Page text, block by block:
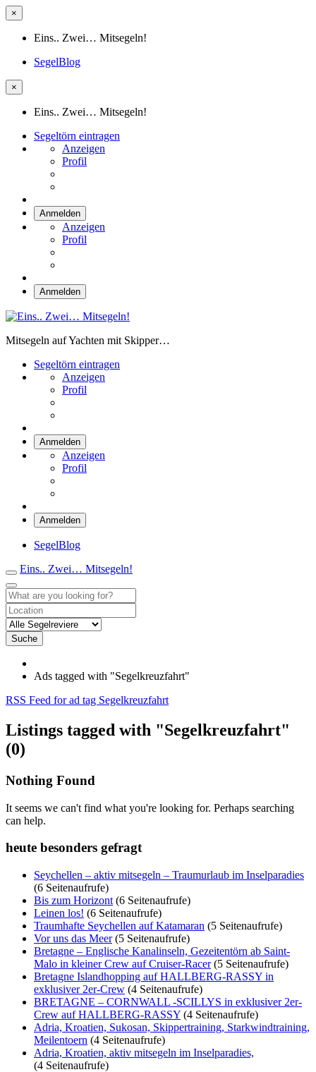
×
Eins.. Zwei… Mitsegeln!
SegelBlog
×
Eins.. Zwei… Mitsegeln!
Segeltörn eintragen
Anzeigen
Profil
Anmelden
Anzeigen
Profil
Anmelden
Mitsegeln auf Yachten mit Skipper…
Segeltörn eintragen
Anzeigen
Profil
Anmelden
Anzeigen
Profil
Anmelden
SegelBlog
Eins.. Zwei… Mitsegeln!
Suche
Ads tagged with "Segelkreuzfahrt"
RSS Feed for ad tag Segelkreuzfahrt
Listings tagged with "Segelkreuzfahrt"
(0)
Nothing Found
It seems we can't find what you're looking for. Perhaps searching
can help.
heute besonders gefragt
Seychellen – aktiv mitsegeln – Traumurlaub im Inselparadies
(6 Seitenaufrufe)
Bis zum Horizont (6 Seitenaufrufe)
Leinen los! (6 Seitenaufrufe)
Traumhafte Seychellen auf Katamaran (5 Seitenaufrufe)
Vor uns das Meer(5 Seitenaufrufe)
Bretagne – Englische Kanalinseln, Gezeitentörn ab Saint-
Malo in kleiner Crew auf Cruiser-Racer(5 Seitenaufrufe)
Bretagne Islandhopping auf HALLBERG-RASSY in
exklusiver 2er-Crew (4 Seitenaufrufe)
BRETAGNE – CORNWALL -SCILLYS in exklusiver 2er-
Crew auf HALLBERG-RASSY (4 Seitenaufrufe)
Adria, Kroatien, Sukosan, Skippertraining, Starkwindtraining,
Meilentoern (4 Seitenaufrufe)
Adria, Kroatien, aktiv mitsegeln im Inselparadies,
(4 Seitenaufrufe)